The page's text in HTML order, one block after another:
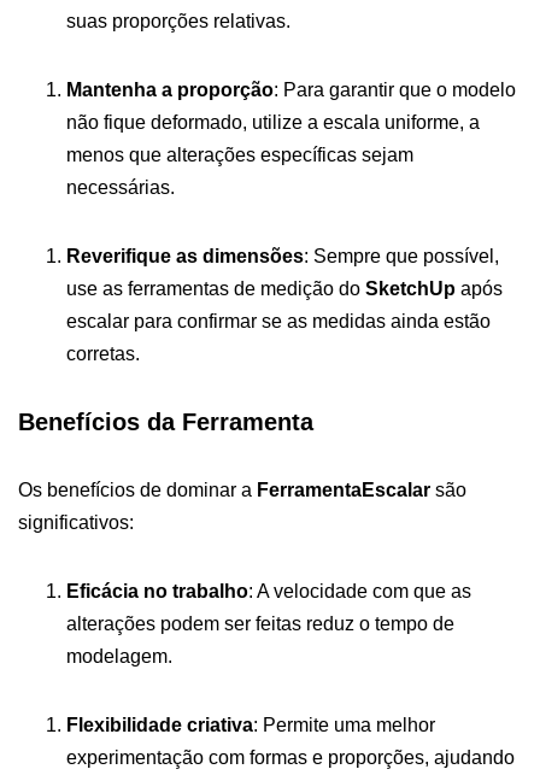
suas proporções relativas.
Mantenha a proporção: Para garantir que o modelo
não fique deformado, utilize a escala uniforme, a
menos que alterações específicas sejam
necessárias.
Reverifique as dimensões: Sempre que possível,
use as ferramentas de medição do SketchUp após
escalar para confirmar se as medidas ainda estão
corretas.
Benefícios da Ferramenta
Os benefícios de dominar a FerramentaEscalar são
significativos:
Eficácia no trabalho: A velocidade com que as
alterações podem ser feitas reduz o tempo de
modelagem.
Flexibilidade criativa: Permite uma melhor
experimentação com formas e proporções, ajudando